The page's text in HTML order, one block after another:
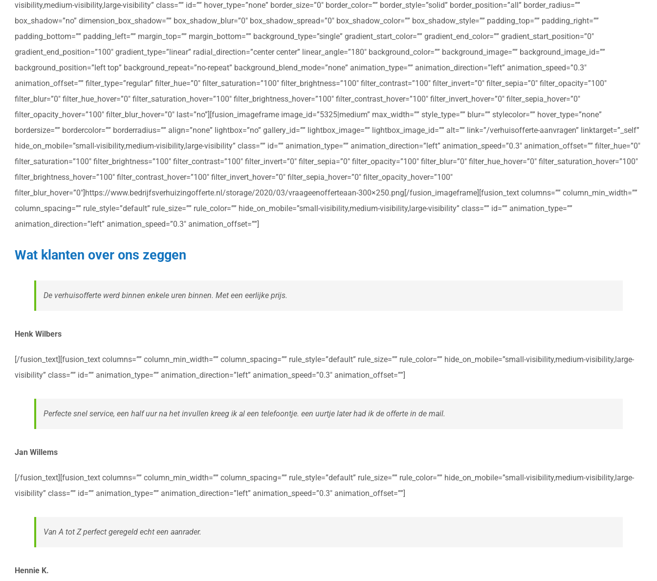
visibility,medium-visibility,large-visibility” class=”” id=”” hover_type=”none” border_size=”0″ border_color=”” border_style=”solid” border_position=”all” border_radius=””
box_shadow=”no” dimension_box_shadow=”” box_shadow_blur=”0″ box_shadow_spread=”0″ box_shadow_color=”” box_shadow_style=”” padding_top=”” padding_right=””
padding_bottom=”” padding_left=”” margin_top=”” margin_bottom=”” background_type=”single” gradient_start_color=”” gradient_end_color=”” gradient_start_position=”0″
gradient_end_position=”100″ gradient_type=”linear” radial_direction=”center center” linear_angle=”180″ background_color=”” background_image=”” background_image_id=””
background_position=”left top” background_repeat=”no-repeat” background_blend_mode=”none” animation_type=”” animation_direction=”left” animation_speed=”0.3″
animation_offset=”” filter_type=”regular” filter_hue=”0″ filter_saturation=”100″ filter_brightness=”100″ filter_contrast=”100″ filter_invert=”0″ filter_sepia=”0″ filter_opacity=”100″
filter_blur=”0″ filter_hue_hover=”0″ filter_saturation_hover=”100″ filter_brightness_hover=”100″ filter_contrast_hover=”100″ filter_invert_hover=”0″ filter_sepia_hover=”0″
filter_opacity_hover=”100″ filter_blur_hover=”0″ last=”no”][fusion_imageframe image_id=”5325|medium” max_width=”” style_type=”” blur=”” stylecolor=”” hover_type=”none”
bordersize=”” bordercolor=”” borderradius=”” align=”none” lightbox=”no” gallery_id=”” lightbox_image=”” lightbox_image_id=”” alt=”” link=”/verhuisofferte-aanvragen” linktarget=”_self”
hide_on_mobile=”small-visibility,medium-visibility,large-visibility” class=”” id=”” animation_type=”” animation_direction=”left” animation_speed=”0.3″ animation_offset=”” filter_hue=”0″
filter_saturation=”100″ filter_brightness=”100″ filter_contrast=”100″ filter_invert=”0″ filter_sepia=”0″ filter_opacity=”100″ filter_blur=”0″ filter_hue_hover=”0″ filter_saturation_hover=”100″
filter_brightness_hover=”100″ filter_contrast_hover=”100″ filter_invert_hover=”0″ filter_sepia_hover=”0″ filter_opacity_hover=”100″
filter_blur_hover=”0″]https://www.bedrijfsverhuizingofferte.nl/storage/2020/03/vraageenofferteaan-300×250.png[/fusion_imageframe][fusion_text columns=”” column_min_width=””
column_spacing=”” rule_style=”default” rule_size=”” rule_color=”” hide_on_mobile=”small-visibility,medium-visibility,large-visibility” class=”” id=”” animation_type=””
animation_direction=”left” animation_speed=”0.3″ animation_offset=””]
Wat klanten over ons zeggen
De verhuisofferte werd binnen enkele uren binnen. Met een eerlijke prijs.
Henk Wilbers
[/fusion_text][fusion_text columns=”” column_min_width=”” column_spacing=”” rule_style=”default” rule_size=”” rule_color=”” hide_on_mobile=”small-visibility,medium-visibility,large-
visibility” class=”” id=”” animation_type=”” animation_direction=”left” animation_speed=”0.3″ animation_offset=””]
Perfecte snel service, een half uur na het invullen kreeg ik al een telefoontje. een uurtje later had ik de offerte in de mail.
Jan Willems
[/fusion_text][fusion_text columns=”” column_min_width=”” column_spacing=”” rule_style=”default” rule_size=”” rule_color=”” hide_on_mobile=”small-visibility,medium-visibility,large-
visibility” class=”” id=”” animation_type=”” animation_direction=”left” animation_speed=”0.3″ animation_offset=””]
Van A tot Z perfect geregeld echt een aanrader.
Hennie K.